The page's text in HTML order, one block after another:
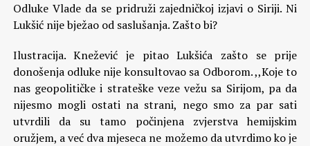
Odluke Vlade da se pridruži zajedničkoj izjavi o Siriji. Ni
Lukšić nije bježao od saslušanja. Zašto bi?
Ilustracija. Knežević je pitao Lukšića zašto se prije
donošenja odluke nije konsultovao sa Odborom. ,,Koje to
nas geopolitičke i strateške veze vežu sa Sirijom, pa da
nijesmo mogli ostati na strani, nego smo za par sati
utvrdili da su tamo počinjena zvjerstva hemijskim
oružjem, a već dva mjeseca ne možemo da utvrdimo ko je